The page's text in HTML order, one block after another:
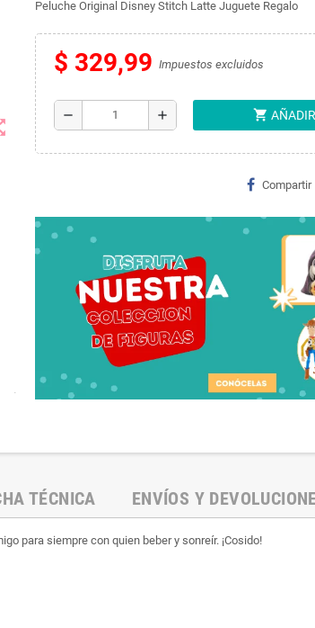
.
Peluche Original Disney Stitch Latte Juguete Regalo
$ 329,99 Impuestos excluidos
remove add shopping_cart
Compartir
TÉCNICA ENVÍOS Y
para siempre con quien beber y sonreír. ¡Cosido!